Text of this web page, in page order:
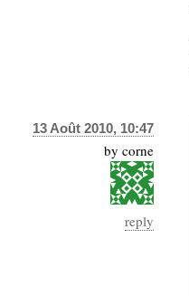
13 Août 2010, 10:47
by corne
reply